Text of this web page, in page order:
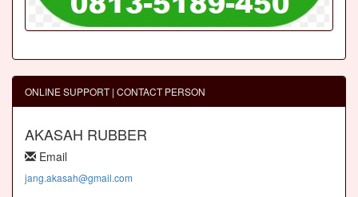
ONLINE SUPPORT | CONTACT PERSON
AKASAH RUBBER
Email
jang.akasah@gmail.com